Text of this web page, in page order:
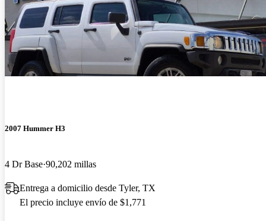
2007 Hummer H3
4 Dr Base 90,202 millas
Entrega a domicilio desde Tyler, TX
El precio incluye envío de $1,771